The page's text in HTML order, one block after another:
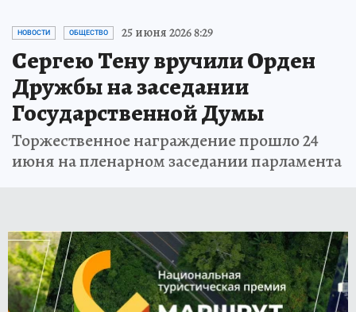
НОВОСТИ ОБЩЕСТВО 25 июня 2026 8:29
Сергею Тену вручили Орден
Дружбы на заседании
Государственной Думы
Торжественное награждение прошло 24
июня на пленарном заседании парламента